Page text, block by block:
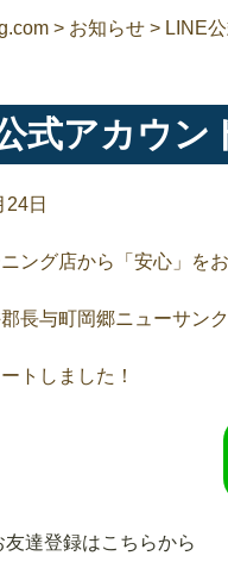
> お知らせ > LINE
式アカウン
24日
ング店から「安心」を
長与町岡郷ニューサン
トしました！
友達登録はこちらから